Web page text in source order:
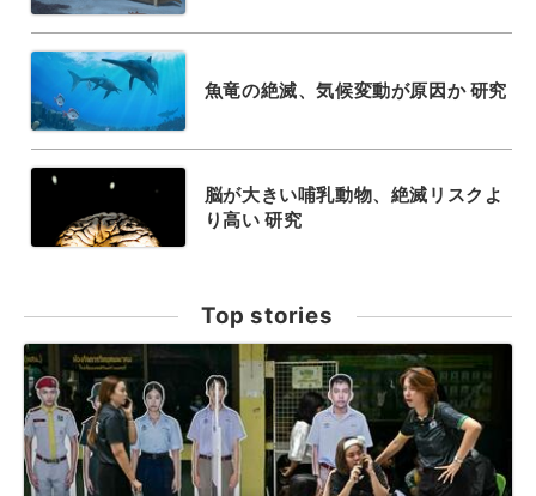
魚竜の絶滅、気候変動が原因か 研究
脳が大きい哺乳動物、絶滅リスクよ
り高い 研究
Top stories